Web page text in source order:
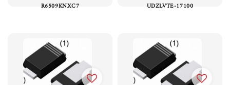
R6509KNXC7 UDZLVTE-17100